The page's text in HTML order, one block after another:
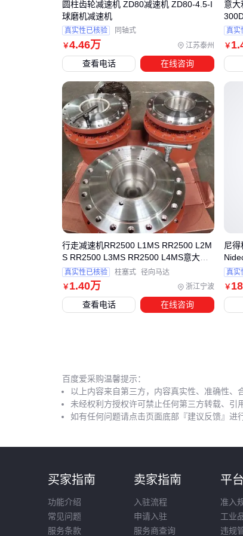
￥4.46万 江苏泰州
圆柱齿轮减速机 ZD80减速机 ZD80-4.5-I
球磨机减速机
真实性已核验 同轴式
查看电话 在线咨询
￥1
意大
0真实
￥ 1.40万 浙江宁波
行走减速机RR2500 L1MS RR2500 L2M
S RR2500 L3MS RR2500 L4MS意大利
RR减速机
真实性已核验 柱塞式 径向马达
查看电话 在线咨询
￥
尼
真实
百度爱采购温馨提示：
以上内容来自第三方，内容真实性、准确性、
未经权利方授权许可禁止任何第三方转载、引
如有任何问题请点击页面底部『建议反馈』进
买家指南
功能介绍
常见问题
服务条款
卖家指南
入驻流程
申请入驻
服务商查询
平
准入
工业
违规